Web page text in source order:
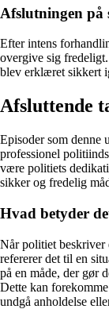
Afslutningen på
Efter intens
overgive sig
blev erklæret sikkert
Afsluttende
Episoder som denne
professionel
være politiets
sikker og fredelig
Hvad betyder
Når politiet beskriver
refererer det til en
på en måde, der gør
Dette kan
undgå anholdelse